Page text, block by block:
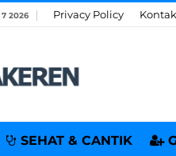
7 2026 Privacy Policy Kontak
SEHAT & CANTIK